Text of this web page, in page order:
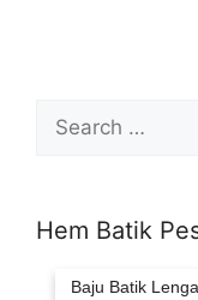
for:
Hem Batik
Baju Batik